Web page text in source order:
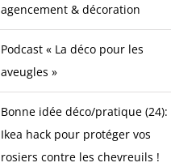
agencement & décoration
Podcast « La déco pour les
aveugles »
Bonne idée déco/pratique (24):
Ikea hack pour protéger vos
rosiers contre les chevreuils !